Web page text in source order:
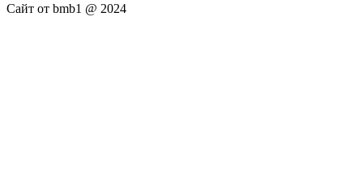
Сайт от bmb1 @ 2024